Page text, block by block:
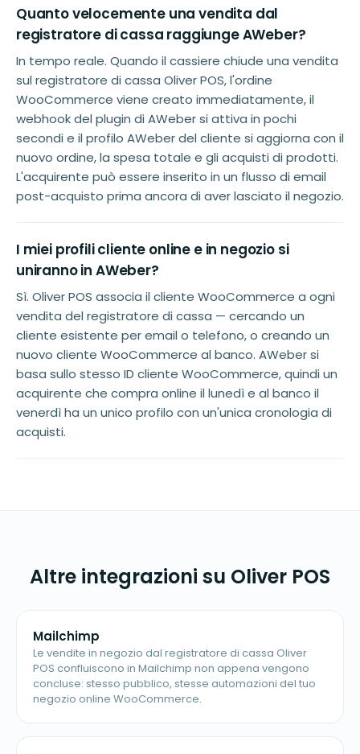
Quanto velocemente una vendita dal
registratore di cassa raggiunge AWeber?
In tempo reale. Quando il cassiere chiude una vendita
sul registratore di cassa Oliver POS, l'ordine
WooCommerce viene creato immediatamente, il
webhook del plugin di AWeber si attiva in pochi
secondi e il profilo AWeber del cliente si aggiorna con il
nuovo ordine, la spesa totale e gli acquisti di prodotti.
L'acquirente può essere inserito in un flusso di email
post-acquisto prima ancora di aver lasciato il negozio.
I miei profili cliente online e in negozio si
uniranno in AWeber?
Sì. Oliver POS associa il cliente WooCommerce a ogni
vendita del registratore di cassa — cercando un
cliente esistente per email o telefono, o creando un
nuovo cliente WooCommerce al banco. AWeber si
basa sullo stesso ID cliente WooCommerce, quindi un
acquirente che compra online il lunedì e al banco il
venerdì ha un unico profilo con un'unica cronologia di
acquisti.
Altre integrazioni su Oliver POS
Mailchimp
Le vendite in negozio dal registratore di cassa Oliver
POS confluiscono in Mailchimp non appena vengono
concluse: stesso pubblico, stesse automazioni del tuo
negozio online WooCommerce.